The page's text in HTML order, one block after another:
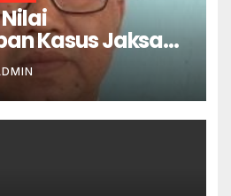
Kasus Jaksa
dengan